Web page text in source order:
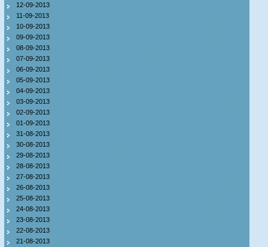
12-09-2013
11-09-2013
10-09-2013
09-09-2013
08-09-2013
07-09-2013
06-09-2013
05-09-2013
04-09-2013
03-09-2013
02-09-2013
01-09-2013
31-08-2013
30-08-2013
29-08-2013
28-08-2013
27-08-2013
26-08-2013
25-08-2013
24-08-2013
23-08-2013
22-08-2013
21-08-2013